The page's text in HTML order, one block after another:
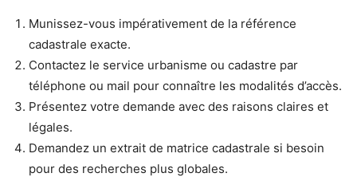
Munissez-vous impérativement de la référence
cadastrale exacte.
Contactez le service urbanisme ou cadastre par
téléphone ou mail pour connaître les modalités d’accès.
Présentez votre demande avec des raisons claires et
légales.
Demandez un extrait de matrice cadastrale si besoin
pour des recherches plus globales.